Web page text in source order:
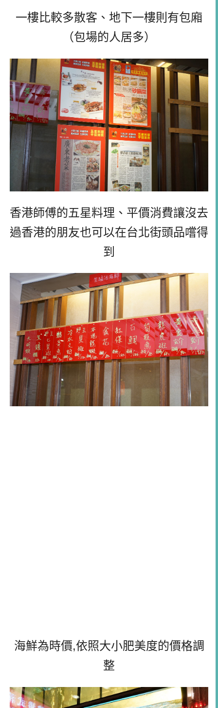
一樓比較多散客、地下一樓則有包廂
（包場的人居多）
香港師傅的五星料理、平價消費讓沒去
過香港的朋友也可以在台北街頭品嚐得
到
海鮮為時價,依照大小肥美度的價格調
整